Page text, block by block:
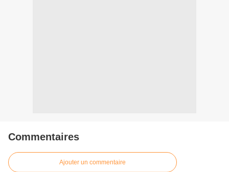
Commentaires
Ajouter un commentaire